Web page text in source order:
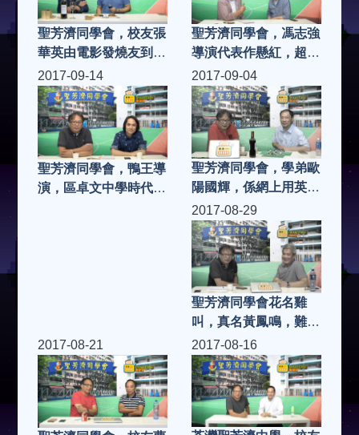
聖芳濟同學會，校友張
華英由電影發燒友到飲
食達人，成功秘笈在吃
好東西令人快樂
聖芳濟同學會，馮志強
導演代表作懸紅，超級
經理人，大樂師．為愛
配樂，中學年代才華出
眾文武雙全
2017-09-14
聖芳濟同學會，鴨王導
演，區卓文中學時代係
2017-09-04
聖芳濟同學會，學弟歐
陽國輝，係網上用英文
寫本地波評，超級體育
迷，大學專攻意大利文
學
2017-08-29
聖芳濟同學會花名雞
叫，真名黃鳳鳴，難忘
校長破格教育，今日做
農夫大搞香港水耕菜
2017-08-21 2017-08-16